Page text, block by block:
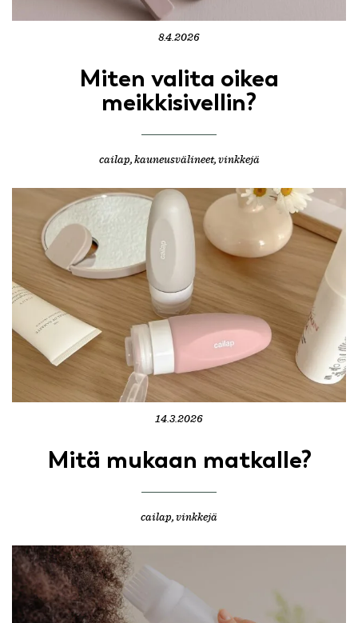
8.4.2026
Miten valita oikea
meikkisivellin?
cailap, kauneusvälineet, vinkkejä
14.3.2026
Mitä mukaan matkalle?
cailap, vinkkejä